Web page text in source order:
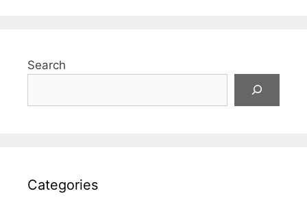
s
Search
Categories